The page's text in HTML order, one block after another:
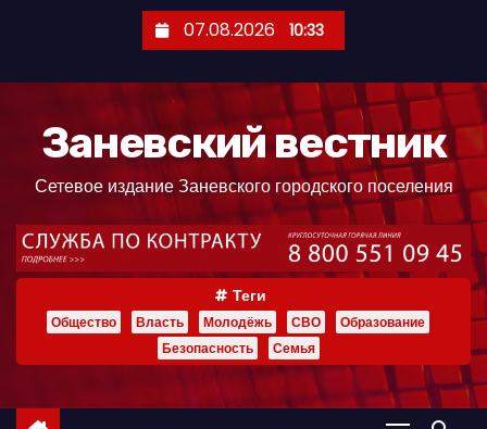
ж
07.08.2026 10:33
Заневский вестник
Сетевое издание Заневского городского поселения
Теги
Общество Власть Молодёжь СВО
Образование
Безопасность
Семья